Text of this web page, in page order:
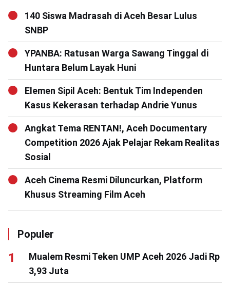
140 Siswa Madrasah di Aceh Besar Lulus
SNBP
YPANBA: Ratusan Warga Sawang Tinggal di
Huntara Belum Layak Huni
Elemen Sipil Aceh: Bentuk Tim Independen
Kasus Kekerasan terhadap Andrie Yunus
Angkat Tema RENTAN!, Aceh Documentary
Competition 2026 Ajak Pelajar Rekam Realitas
Sosial
Aceh Cinema Resmi Diluncurkan, Platform
Khusus Streaming Film Aceh
Populer
Mualem Resmi Teken UMP Aceh 2026 Jadi Rp
3,93 Juta